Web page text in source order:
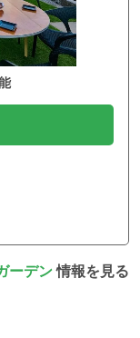
ーデン情報を見る